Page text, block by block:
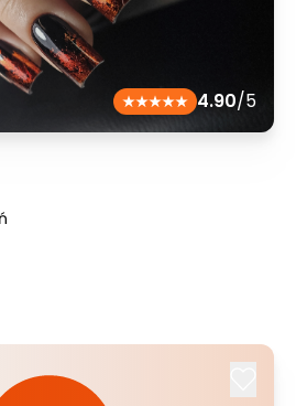
4.90/5